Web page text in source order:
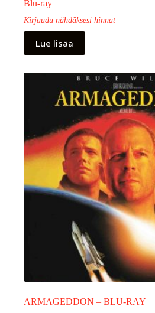
Blu-ray
Kirjaudu nähdäksesi hinnat
Lue lisää
ARMAGEDDON – BLU-RAY